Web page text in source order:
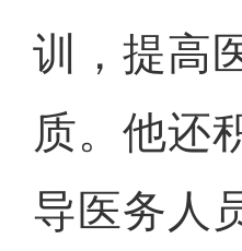
训，提高
质。他还
导医务人